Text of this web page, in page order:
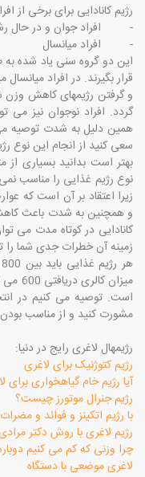
رژیم کانادایی برای برخی از
- افراد جوان و در حال
- افراد میانسال
این دو گروه سنی یاد شده به
قرار بگیرند. در افراد
و گرفتن رژیمهای کاهش
گردد. افراد نوجوان نیز می
همین دلیل به شدت توصیه
سعی کنید از انجام این نوع
بهتر است بدانید بسیاری
نوع رژیم غذایی را مناسب
زیرا اعتقاد بر آن است که
و همچنین به شدت باعث
کانادایی در کوتاه مدت می
زمینه آن خطرات جدی شما را
است. توصیه می کنیم در
مشورت کنید و از مناسب
رژیمهال لاغری رایج در دنیا:
رژیم کتوژنیک برای لاغری
آیا رژیم خام گیاهخواری
رژیم جنرال موتورز چیست؟
با رژیم اتکینز و فوائد و
رژیم لاغری با روش دکتر
چرا وزنی که کم می کنیم
لاغری موضعی با دستگاه